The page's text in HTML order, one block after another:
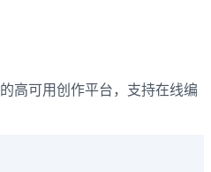
高可用创作平台，支持在线编